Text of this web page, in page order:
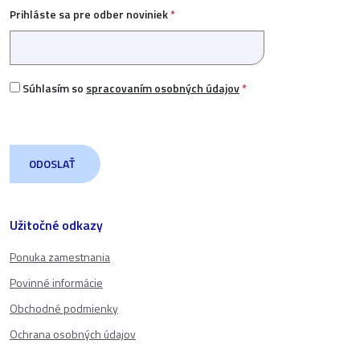
Užitočné odkazy
Ponuka zamestnania
Povinné informácie
Obchodné podmienky
Ochrana osobných údajov
Prihláste sa pre odber noviniek*
Súhlasím so spracovaním osobných údajov*